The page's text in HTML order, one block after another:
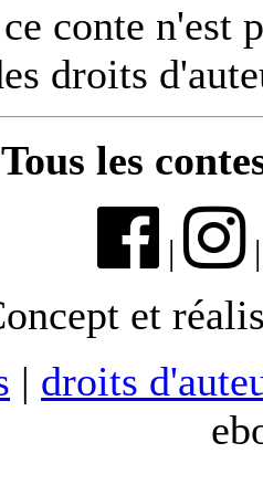
conte n'est
droits
Tous les
|
et
| droits